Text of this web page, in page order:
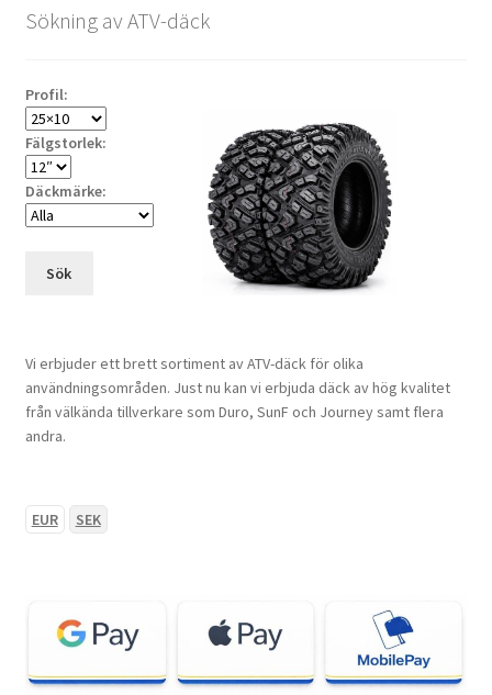
Sökning av ATV-däck
Profil:
Fälgstorlek:
Däckmärke:
Sök
Vi erbjuder ett brett sortiment av ATV-däck för olika
användningsområden. Just nu kan vi erbjuda däck av hög kvalitet
från välkända tillverkare som Duro, SunF och Journey samt flera
andra.
EUR SEK